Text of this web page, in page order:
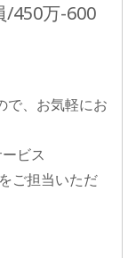
/450万-600
で、お気軽にお
ビス
ご担当いただ